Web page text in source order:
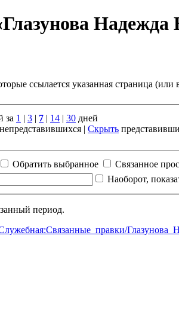
ссылается указанная страница
за 1 3 7 14 30 дней
непредставившихся | Скрыть
Обратить выбранное
Связанное
Наоборот,
период.